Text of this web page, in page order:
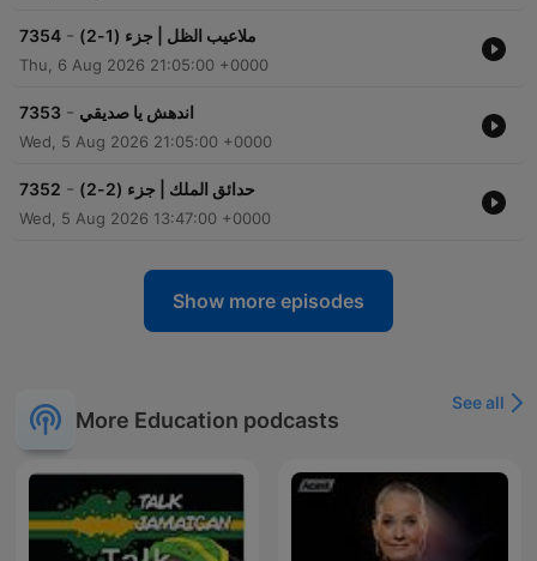
7354 - ملاعيب الظل | جزء (1-2)
Thu, 6 Aug 2026 21:05:00 +0000
7353 - اندهش يا صديقي
Wed, 5 Aug 2026 21:05:00 +0000
7352 - حدائق الملك | جزء (2-2)
Wed, 5 Aug 2026 13:47:00 +0000
Show more episodes
More Education podcasts
See all